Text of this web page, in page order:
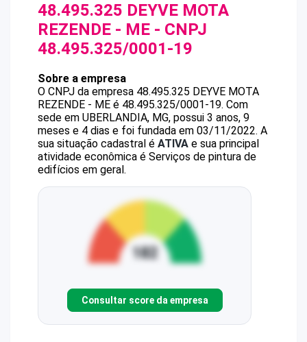
48.495.325 DEYVE MOTA
REZENDE - ME - CNPJ
48.495.325/0001-19
Sobre a empresa
O CNPJ da empresa 48.495.325 DEYVE MOTA
REZENDE - ME é 48.495.325/0001-19. Com
sede em UBERLANDIA, MG, possui 3 anos, 9
meses e 4 dias e foi fundada em 03/11/2022. A
sua situação cadastral é ATIVA e sua principal
atividade econômica é Serviços de pintura de
edifícios em geral.
Consultar score da empresa